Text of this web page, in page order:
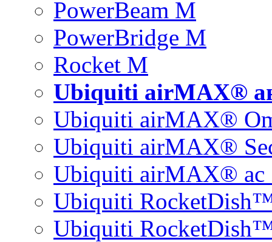
PowerBeam M
PowerBridge M
Rocket M
Ubiquiti airMAX®
Ubiquiti airMAX®
Ubiquiti airMAX®
Ubiquiti airMAX® ac
Ubiquiti
Ubiquiti